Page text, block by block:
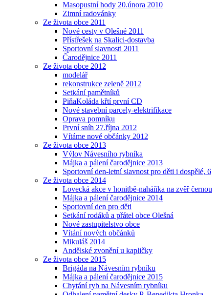
Masopustní hody 20.února 2010
Zimní radovánky
Ze života obce 2011
Nové cesty v Olešné 2011
Přístřešek na Skalici-dostavba
Sportovní slavnosti 2011
Čarodějnice 2011
Ze života obce 2012
modelář
rekonstrukce zeleně 2012
Setkání pamětníků
PiňaKoláda křtí první CD
Nové stavební parcely-elektrifikace
Oprava pomníku
První sníh 27.října 2012
Vítáme nové občánky 2012
Ze života obce 2013
Výlov Návesního rybníka
Májka a pálení čarodějnice 2013
Sportovní den-letní slavnost pro děti i dospělé, 6
Ze života obce 2014
Lovecká akce v honitbě-naháňka na zvěř černou
Májka a pálení čarodějnice 2014
Sportovní den pro děti
Setkání rodáků a přátel obce Olešná
Nové zastupitelstvo obce
Vítání nových občánků
Mikuláš 2014
Andělské zvonění u kapličky
Ze života obce 2015
Brigáda na Návesním rybníku
Májka a pálení čarodějnice 2015
Chytání ryb na Návesním rybníku